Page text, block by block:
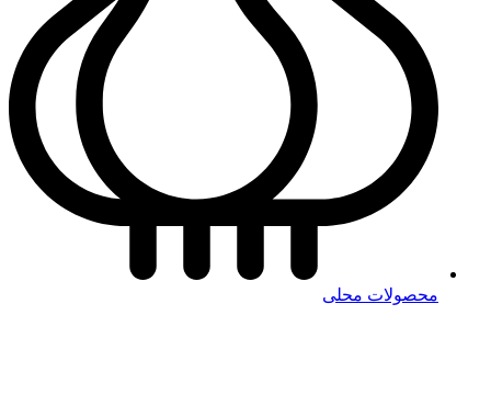
محصولات محلی